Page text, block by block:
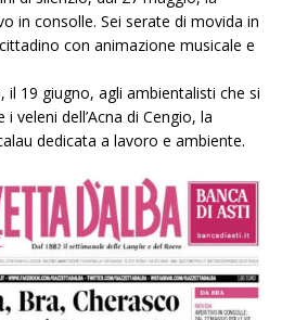
in consolle. Sei serate di movida in
con animazione musicale e
il 19 giugno, agli ambientalisti che si
veleni dell’Acna di Cengio, la
dedicata a lavoro e ambiente.